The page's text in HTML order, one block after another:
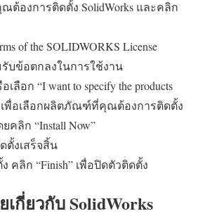
ต้องการติดตั้ง SolidWorks และคลิก
of the SOLIDWORKS License
รับข้อตกลงในการใช้งาน
ลือก “I want to specify the products
เพื่อเลือกผลิตภัณฑ์ที่คุณต้องการติดตั้ง
คลิก “Install Now”
ตั้งเสร็จสิ้น
คลิก “Finish” เพื่อปิดตัวติดตั้ง
กี่ยวกับ SolidWorks